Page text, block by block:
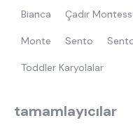
Bianca Çadır
Monte Sento
Toddler Karyolalar
tamamlayıcılar